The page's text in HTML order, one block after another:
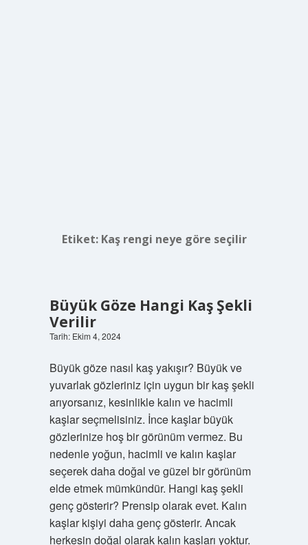
Etiket: Kaş rengi neye göre seçilir
Büyük Göze Hangi Kaş Şekli
Verilir
Tarih: Ekim 4, 2024
Büyük göze nasıl kaş yakışır? Büyük ve
yuvarlak gözleriniz için uygun bir kaş şekli
arıyorsanız, kesinlikle kalın ve hacimli
kaşlar seçmelisiniz. İnce kaşlar büyük
gözlerinize hoş bir görünüm vermez. Bu
nedenle yoğun, hacimli ve kalın kaşlar
seçerek daha doğal ve güzel bir görünüm
elde etmek mümkündür. Hangi kaş şekli
genç gösterir? Prensip olarak evet. Kalın
kaşlar kişiyi daha genç gösterir. Ancak
herkesin doğal olarak kalın kaşları yoktur.